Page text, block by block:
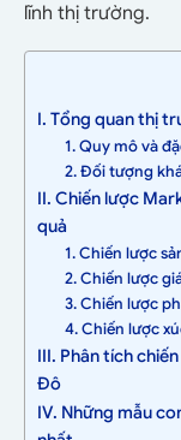
lĩnh thị trường.
I. Tổng quan thị
1. Quy mô và
2. Đối tượng
II. Chiến lược
quả
1. Chiến lược
2. Chiến lược
3. Chiến lược
4. Chiến lược
III. Phân tích
Đô
IV. Những mẫu